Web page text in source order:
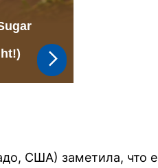
США) заметила, что